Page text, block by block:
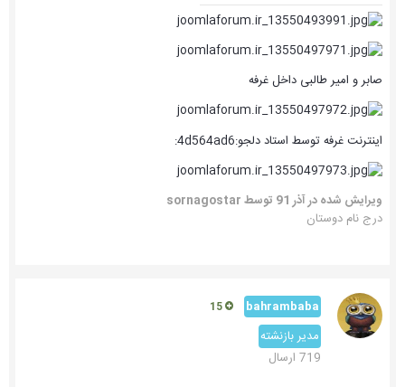
صابر و امیر طالبی داخل غرفه
اینترنت غرفه توسط استاد دلجو:4d564ad6:
ویرایش شده درآذر 91
توسط sornagostar
درج نام دوستان
bahrambaba
مدیر بازنشته
719 ارسال